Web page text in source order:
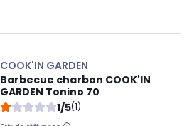
COOK'IN GARDEN
Barbecue charbon COOK'IN
GARDEN Tonino 70
1/5(1)